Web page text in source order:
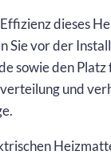
dieses
Sie vor der
sowie den
und